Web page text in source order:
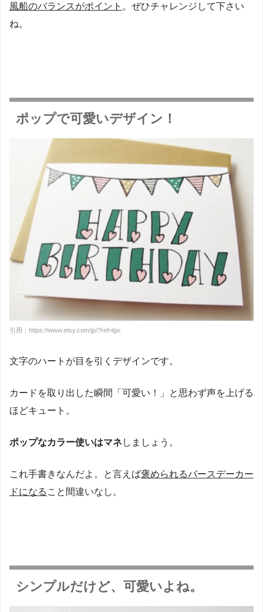
風船のバランスがポイント 。ぜひチャレンジして下さい
ね。
ポップで可愛いデザイン！
引用：https://www.etsy.com/jp/?ref=lgo
文字のハートが目を引くデザインです。
カードを取り出した瞬間「可愛い！」と思わず声を上げる
ほどキュート。
ポップなカラー使いはマネ しましょう。
これ手書きなんだよ。と言えば褒められるバースデーカー
ドになる こと間違いなし。
シンプルだけど、可愛いよね。